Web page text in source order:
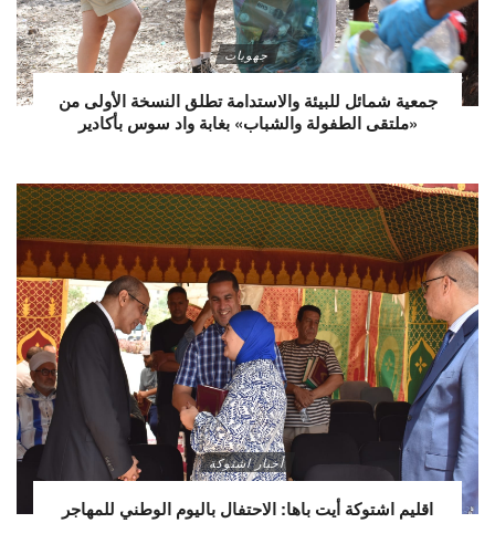
جهويات
جمعية شمائل للبيئة والاستدامة تطلق النسخة الأولى من
«ملتقى الطفولة والشباب» بغابة واد سوس بأكادير
أخبار اشتوكة
اقليم اشتوكة أيت باها: الاحتفال باليوم الوطني للمهاجر